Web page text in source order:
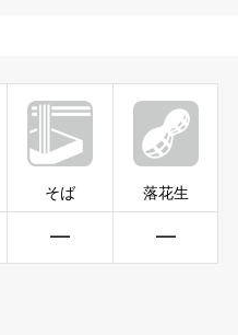
そば
━
落花生
━